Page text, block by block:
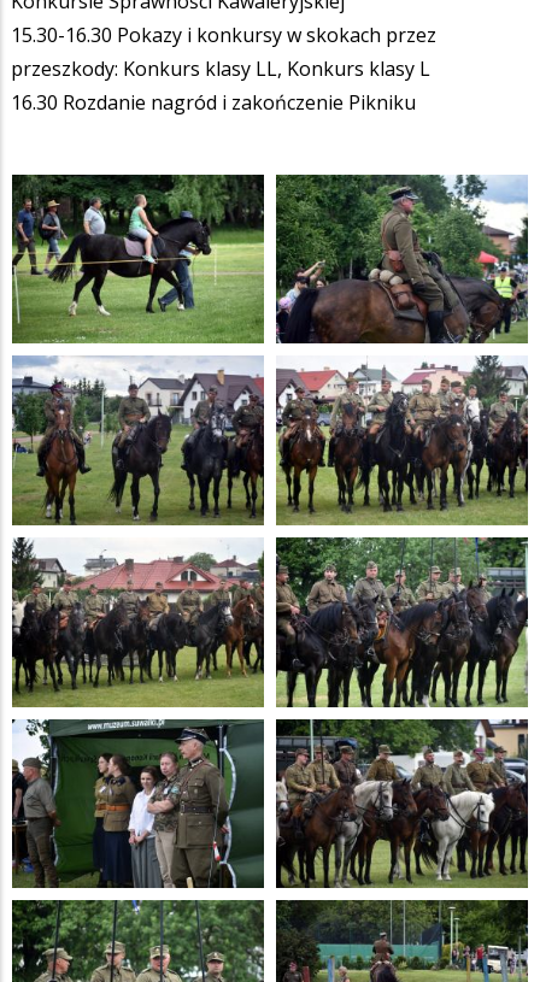
15.30-16.30 Pokazy i konkursy w skokach przez
przeszkody: Konkurs klasy LL, Konkurs klasy L
16.30 Rozdanie nagród i zakończenie Pikniku